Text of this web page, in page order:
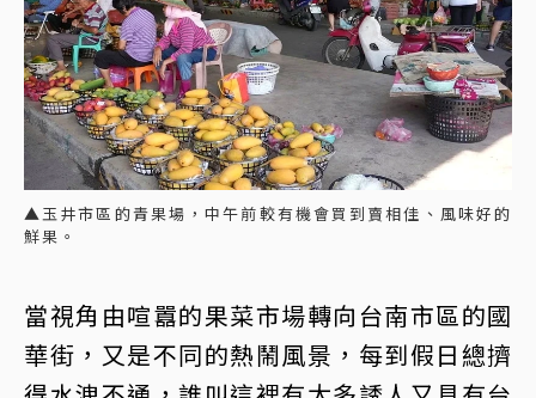
▲玉井市區的青果場，中午前較有機會買到賣相佳、風味好的
鮮果。
當視角由喧囂的果菜市場轉向台南市區的國
華街，又是不同的熱鬧風景，每到假日總擠